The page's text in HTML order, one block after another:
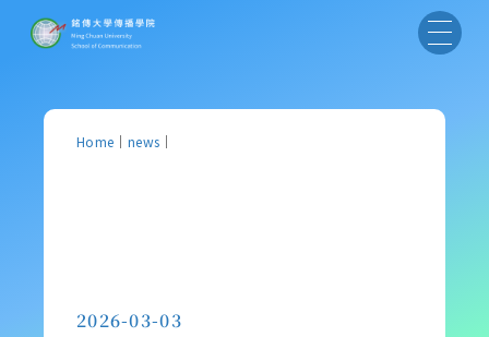
Home ｜ news ｜
2026-03-03